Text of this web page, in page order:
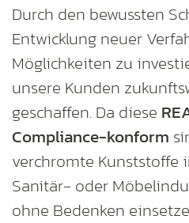
Durch den bewussten
Entwicklung neuer
Möglichkeiten zu
unsere Kunden
geschaffen. Da diese
Compliance-konform
verchromte
Sanitär- oder
ohne Bedenken